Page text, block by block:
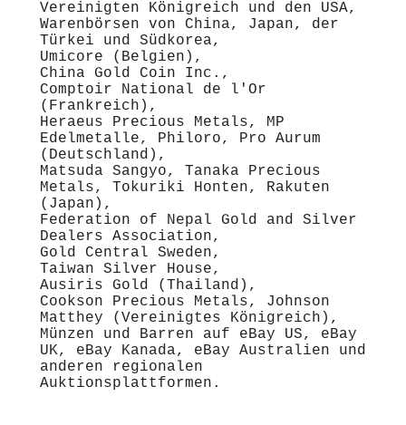
Vereinigten Königreich und den USA,
Warenbörsen von China, Japan, der
Türkei und Südkorea,
Umicore (Belgien),
China Gold Coin Inc.,
Comptoir National de l'Or
(Frankreich),
Heraeus Precious Metals, MP
Edelmetalle, Philoro, Pro Aurum
(Deutschland),
Matsuda Sangyo, Tanaka Precious
Metals, Tokuriki Honten, Rakuten
(Japan),
Federation of Nepal Gold and Silver
Dealers Association,
Gold Central Sweden,
Taiwan Silver House,
Ausiris Gold (Thailand),
Cookson Precious Metals, Johnson
Matthey (Vereinigtes Königreich),
Münzen und Barren auf eBay US, eBay
UK, eBay Kanada, eBay Australien und
anderen regionalen
Auktionsplattformen.